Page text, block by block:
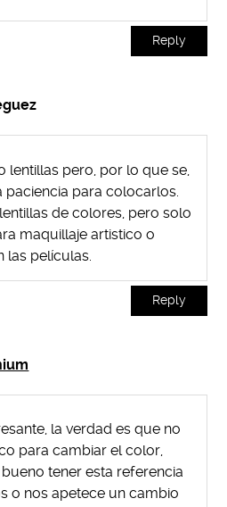
Reply
lentillas pero, por lo que se,
para colocarlos.
de colores, pero solo
maquillaje artistico o
las películas.
Reply
la verdad es que no
para cambiar el color,
tener esta referencia
o nos apetece un cambio